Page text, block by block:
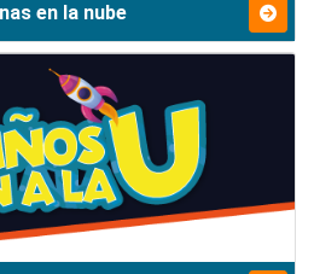
en la nube